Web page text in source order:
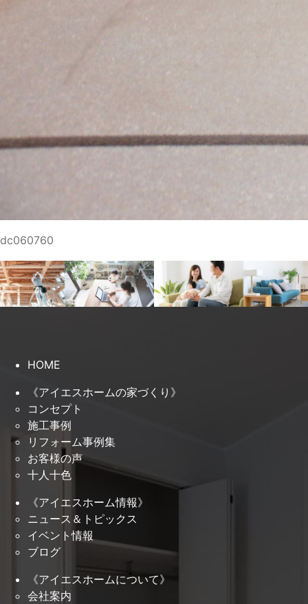
dc060760
HOME
《アイエスホームの家づくり》
コンセプト
施工事例
リフォーム事例集
お客様の声
十人十色
《アイエスホーム情報》
ニュース＆トピックス
イベント情報
ブログ
《アイエスホームについて》
会社案内